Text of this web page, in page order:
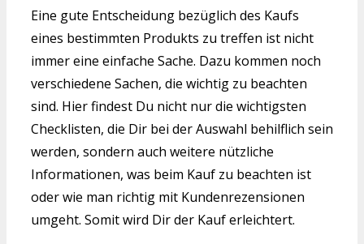
Eine gute Entscheidung bezüglich des Kaufs
eines bestimmten Produkts zu treffen ist nicht
immer eine einfache Sache. Dazu kommen noch
verschiedene Sachen, die wichtig zu beachten
sind. Hier findest Du nicht nur die wichtigsten
Checklisten, die Dir bei der Auswahl behilflich sein
werden, sondern auch weitere nützliche
Informationen, was beim Kauf zu beachten ist
oder wie man richtig mit Kundenrezensionen
umgeht. Somit wird Dir der Kauf erleichtert.